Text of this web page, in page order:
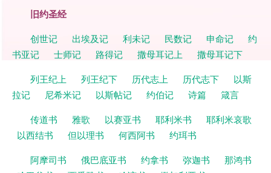
旧约圣经
创世记 出埃及记 利未记 民数记 申命记
约
书亚记
士师记 路得记 撒母耳记上
撒母耳记下
列王纪上
列王纪下 历代志上 历代志下
以斯
拉记
尼希米记 以斯帖记 约伯记 诗篇
箴言
传道书
雅歌 以赛亚书 耶利米书
耶利米哀歌
以西结书
但以理书 何西阿书
约珥书
阿摩司书
俄巴底亚书 约拿书 弥迦书
那鸿书